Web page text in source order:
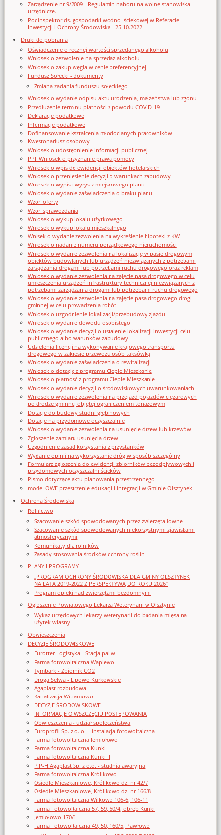
Zarządzenie nr 9/2009 - Regulamin naboru na wolne stanowiska
urzędnicze.
Podinspektor ds. gospodarki wodno–ściekowej w Referacie
Inwestycji i Ochrony Środowiska - 25.10.2022
Druki do pobrania
Oświadczenie o rocznej wartości sprzedanego alkoholu
Wniosek o zezwolenie na sprzedaz alkoholu
Wniosek o zakup węgla w cenie preferencyjnej
Fundusz Sołecki - dokumenty
Zmiana zadania funduszu sołeckiego
Wniosek o wydanie odpisu aktu urodzenia, małżeństwa lub zgonu
Przedłużenie terminu płatności z powodu COVID-19
Deklaracje podatkowe
Informacje podatkowe
Dofinansowanie kształcenia młodocianych pracowników
Kwestonariusz osobowy
Wniosek o udostępnienie informacji publicznej
PPF Wniosek o przyznanie prawa pomocy
Wniosek o wpis do ewidencji obiektów hotelarskich
Wniosek o przeniesienie decyzji o warunkach zabudowy
Wniosek o wypis i wyrys z miejscowego planu
Wniosek o wydanie zaświadczenia o braku planu
Wzor_oferty
Wzor_sprawozdania
Wniosek o wykup lokalu użytkowego
Wniosek o wykup lokalu mieszkalnego
Wnisek o wydanie zezwolenia na wykreślenie hipoteki z KW
Wniosek o nadanie numeru porządkowego nieruchomości
Wniosek o wydanie zezwolenia na lokalizację w pasie drogowym
obiektów budowlanych lub urządzeń niezwiązanych z potrzebami
zarządzania drogami lub potrzebami ruchu drogowego oraz reklam
Wniosek o wydanie zezwolenia na zajęcie pasa drogowego w celu
umieszczenia urządzeń infrastruktury technicznej niezwiązanych z
potrzebami zarządzania drogami lub potrzebami ruchu drogowego
Wniosek o wydanie zezwolenia na zajęcie pasa drogowego drogi
gminnej w celu prowadzenia robót
Wniosek o uzgodnienie lokalizacji/przebudowy zjazdu
Wniosek o wydanie dowodu osobistego
Wniosek o wydanie decyzji o ustalenie lokalizacji inwestycji celu
publicznego albo warunków zabudowy
Udzielenia licencji na wykonywanie krajowego transportu
drogowego w zakresie przewozu osób taksówką
Wniosek o wydanie zaświadczenia o rewitalizacji
Wniosek o dotację z programu Ciepłe Mieszkanie
Wniosek o płatność z programu Ciepłe Mieszkanie
Wniosek o wydanie decyzji o środowiskowych uwarunkowaniach
Wniosek o wydanie zezwolenia na przejazd pojazdów ciężarowych
po drodze gminnej objętej ograniczeniem tonażowym
Dotacje do budowy studni głębinowych
Dotacje na przydomowe oczyszczalnie
Wniosek o wydanie zezwolenia na usunięcie drzew lub krzewów
Zgłoszenie zamiaru usunięcia drzew
Uzgodnienie zasad korzystania z przystanków
Wydanie opinii na wykorzystanie dróg w sposób szczególny
Formularz zgłoszenia do ewidencji zbiorników bezodpływowych i
przydomowych oczyszczalni ścieków
Pismo dotyczące aktu planowania przestrzennego
modeLOWE przestrzenie edukacji i integracji w Gminie Olsztynek
Ochrona Środowiska
Rolnictwo
Szacowanie szkód spowodowanych przez zwierzęta łowne
Szacowanie szkód spowodowanych niekorzystnymi zjawiskami
atmosferycznymi
Komunikaty dla rolników
Zasady stosowania środków ochrony roślin
PLANY I PROGRAMY
„PROGRAM OCHRONY ŚRODOWISKA DLA GMINY OLSZTYNEK
NA LATA 2019-2022 Z PERSPEKTYWĄ DO ROKU 2026”
Program opieki nad zwierzętami bezdomnymi
Ogloszenie Powiatowego Lekarza Weterynarii w Olsztynie
Wykaz urzędowych lekarzy weterynarii do badania mięsa na
użytek własny
Obwieszczenia
DECYZJE ŚRODOWISKOWE
Eurotter Logistyka - Stacja paliw
Farma fotowoltaiczna Waplewo
Tymbark - Zbiornik CO2
Droga Selwa - Lipowo Kurkowskie
Agaplast rozbudowa
Kanalizacja Witramowo
DECYZJE ŚRODOWISKOWE
INFORMACJE O WSZCZĘCIU POSTĘPOWANIA
Obwieszczenia - udział społeczeństwa
Europrofil Sp. z o. o. – instalacja fotowoltaiczna
Farma fotowoltaiczna Jemiołowo I
Farma fotowoltaiczna Kunki I
Farma fotowoltaiczna Kunki II
P.P-H.Agaplast Sp. z o.o. - studnia awaryjna
Farma fotowoltaiczna Królikowo
Osiedle Mieszkaniowe, Królikowo dz. nr 42/7
Osiedle Mieszkaniowe, Królikowo dz. nr 166/8
Farma fotowoltaiczna Wilkowo 106-6, 106-11
Farma Fotowoltaiczna 57, 59, 60/4, obręb Kunki
Jemiołowo 170/1
Farma Fotowoltaiczna 49, 50, 160/5, Pawłowo